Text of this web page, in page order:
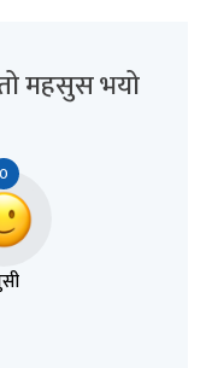
महसुस भयो
0